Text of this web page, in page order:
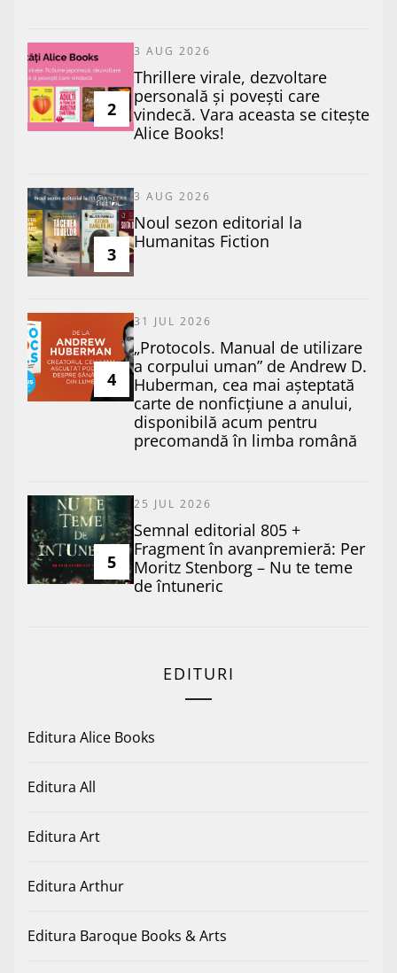
2
3 AUG 2026
Thrillere virale, dezvoltare
personală și povești care
vindecă. Vara aceasta se citește
Alice Books!
3
3 AUG 2026
​Noul sezon editorial la
Humanitas Fiction
4
31 JUL 2026
„Protocols. Manual de utilizare
a corpului uman” de Andrew D.
Huberman, cea mai așteptată
carte de nonficțiune a anului,
disponibilă acum pentru
precomandă în limba română
5
25 JUL 2026
Semnal editorial 805 +
Fragment în avanpremieră: Per
Moritz Stenborg – Nu te teme
de întuneric
EDITURI
Editura Alice Books
Editura All
Editura Art
Editura Arthur
Editura Baroque Books & Arts